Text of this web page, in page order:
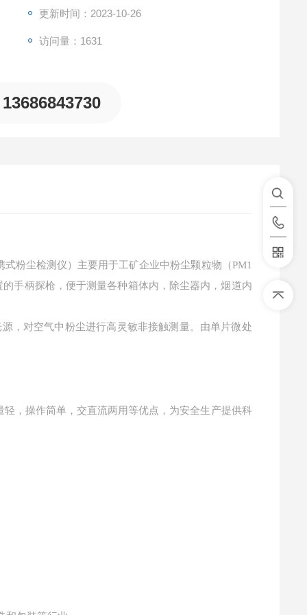
过程,采用高分辨率大屏幕高亮
更新时间：2023-10-26
访问量：1631
13686843730
式粉尘检测仪）主要用于工矿企业中粉尘颗粒物（PM1
手柄探枪，便于测量各种箱体内，除尘器内，烟道内
，对空气中粉尘进行高灵敏非接触测量。由单片微处
，操作简单，交直流两用等优点，为安全生产提供科